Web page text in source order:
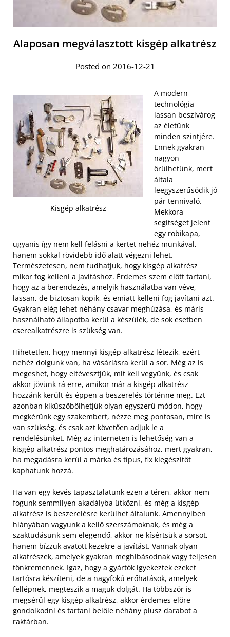
Alaposan megválasztott kisgép alkatrész
Posted on 2016-12-21
Kisgép alkatrész
A modern
technológia
lassan beszivárog
az életünk
minden szintjére.
Ennek gyakran
nagyon
örülhetünk, mert
általa
leegyszerűsödik jó
pár tennivaló.
Mekkora
segítséget jelent
egy robikapa,
ugyanis így nem kell felásni a kertet nehéz munkával,
hanem sokkal rövidebb idő alatt végezni lehet.
Természetesen, nem tudhatjuk, hogy kisgép alkatrész
mikor fog kelleni a javításhoz. Érdemes szem előtt tartani,
hogy az a berendezés, amelyik használatba van véve,
lassan, de biztosan kopik, és emiatt kelleni fog javítani azt.
Gyakran elég lehet néhány csavar meghúzása, és máris
használható állapotba kerül a készülék, de sok esetben
cserealkatrészre is szükség van.
Hihetetlen, hogy mennyi kisgép alkatrész létezik, ezért
nehéz dolgunk van, ha vásárlásra kerül a sor. Még az is
megeshet, hogy eltévesztjük, mit kell vegyünk, és csak
akkor jövünk rá erre, amikor már a kisgép alkatrész
hozzánk került és éppen a beszerelés történne meg. Ezt
azonban kiküszöbölhetjük olyan egyszerű módon, hogy
megkérünk egy szakembert, nézze meg pontosan, mire is
van szükség, és csak azt követően adjuk le a
rendelésünket. Még az interneten is lehetőség van a
kisgép alkatrész pontos meghatározásához, mert gyakran,
ha megadásra kerül a márka és típus, fix kiegészítőt
kaphatunk hozzá.
Ha van egy kevés tapasztalatunk ezen a téren, akkor nem
fogunk semmilyen akadályba ütközni, és még a kisgép
alkatrész is beszerelésre kerülhet általunk. Amennyiben
hiányában vagyunk a kellő szerszámoknak, és még a
szaktudásunk sem elegendő, akkor ne kísértsük a sorsot,
hanem bízzuk avatott kezekre a javítást. Vannak olyan
alkatrészek, amelyek gyakran meghibásodnak vagy teljesen
tönkremennek. Igaz, hogy a gyártók igyekeztek ezeket
tartósra készíteni, de a nagyfokú erőhatások, amelyek
fellépnek, megteszik a maguk dolgát. Ha többször is
megsérül egy kisgép alkatrész, akkor érdemes előre
gondolkodni és tartani belőle néhány plusz darabot a
raktárban.